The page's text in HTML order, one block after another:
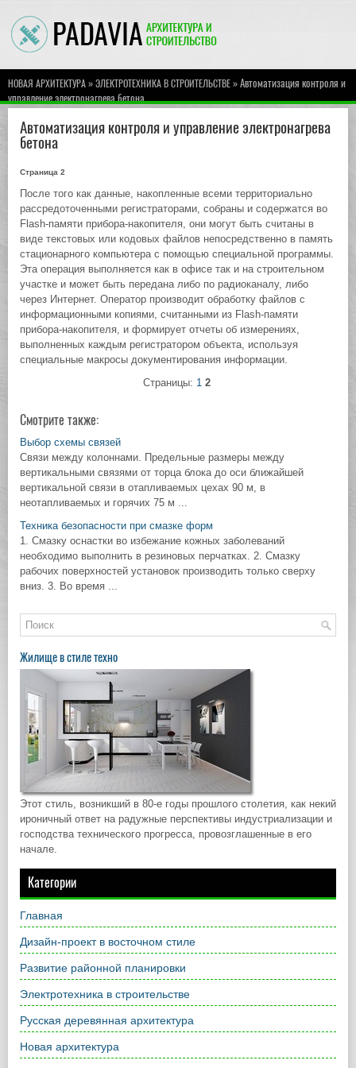
НОВАЯ АРХИТЕКТУРА»ЭЛЕКТРОТЕХНИКА В СТРОИТЕЛЬСТВЕ» Автоматизация контроля и
управление электронагрева бетона
Автоматизация контроля и управление электронагрева
бетона
Страница 2
После того как данные, накопленные всеми территориально
рассредоточенными регистраторами, собраны и содержатся во
Flash-памяти прибора-накопителя, они могут быть считаны в
виде текстовых или кодовых файлов непосредственно в память
стационарного компьютера с помощью специальной программы.
Эта операция выполняется как в офисе так и на строительном
участке и может быть передана либо по радиоканалу, либо
через Интернет. Оператор производит обработку файлов с
информационными копиями, считанными из Flash-памяти
прибора-накопителя, и формирует отчеты об измерениях,
выполненных каждым регистратором объекта, используя
специальные макросы документирования информации.
Страницы: 1 2
Смотрите также:
Выбор схемы связей
Связи между колоннами. Предельные размеры между
вертикальными связями от торца блока до оси ближайшей
вертикальной связи в отапливаемых цехах 90 м, в
неотапливаемых и горячих 75 м ...
Техника безопасности при смазке форм
1. Смазку оснастки во избежание кожных заболеваний
необходимо выполнить в резиновых перчатках. 2. Смазку
рабочих поверхностей установок производить только сверху
вниз. 3. Во время ...
Жилище в стиле техно
Этот стиль, возникший в 80-е годы прошлого столетия, как некий
ироничный ответ на радужные перспективы индустриализации и
господства технического прогресса, провозглашенные в его
начале.
Категории
Главная
Дизайн-проект в восточном стиле
Развитие районной планировки
Электротехника в строительстве
Русская деревянная архитектура
Новая архитектура